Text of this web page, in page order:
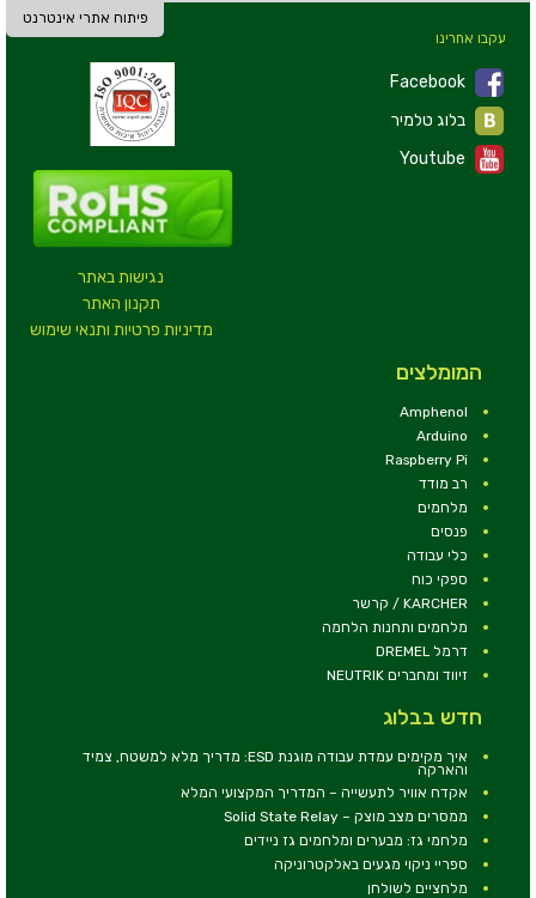
פיתוח אתרי אינטרנט
נגישות באתר
תקנון האתר
מדיניות פרטיות ותנאי שימוש
עקבו אחרינו
Facebook
Youtube
המומלצים
Amphenol
Arduino
Raspberry Pi
רב מודד
מלחמים
פנסים
כלי עבודה
ספקי כוח
KARCHER / קרשר
מלחמים ותחנות הלחמה
דרמל DREMEL
זיווד ומחברים NEUTRIK
חדש בבלוג
איך מקימים עמדת עבודה מוגנת ESD: מדריך מלא למשטח, צמיד
והארקה
אקדח אוויר לתעשייה – המדריך המקצועי המלא
ממסרים מצב מוצק – Solid State Relay
מלחמי גז: מבערים ומלחמים גז ניידים
ספריי ניקוי מגעים באלקטרוניקה
מלחציים לשולחן